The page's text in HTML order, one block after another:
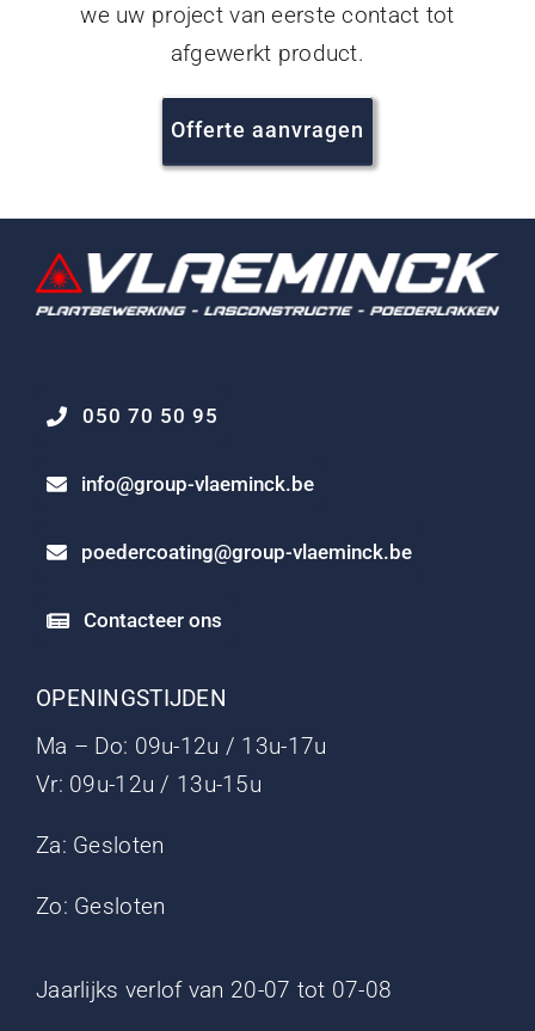
we uw project van eerste contact tot
afgewerkt product.
Offerte aanvragen
050 70 50 95
info@group-vlaeminck.be
poedercoating@group-vlaeminck.be
Contacteer ons
OPENINGSTIJDEN
Ma – Do: 09u-12u / 13u-17u
Vr: 09u-12u / 13u-15u
Za: Gesloten
Zo: Gesloten
Jaarlijks verlof van 20-07 tot 07-08